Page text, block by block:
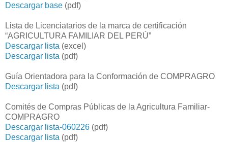
Descargar base (pdf)
Lista de Licenciatarios de la marca de certificación
“AGRICULTURA FAMILIAR DEL PERÚ”
Descargar lista (excel)
Descargar lista (pdf)
Guía Orientadora para la Conformación de COMPRAGRO
Descargar lista (pdf)
Comités de Compras Públicas de la Agricultura Familiar-
COMPRAGRO
Descargar lista-060226 (pdf)
Descargar lista (pdf)